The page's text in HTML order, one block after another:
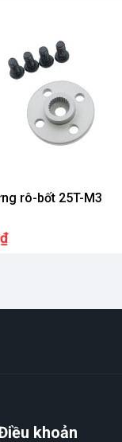
rô-bốt 25T-M3
khoản